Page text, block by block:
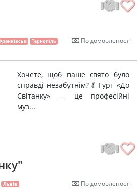
Тернопіль По домовленості
Хочете, щоб ваше свято було
справді незабутнім? 💃 Гурт «До
Світанку» — це професійні
муз...
Львів По домовленості